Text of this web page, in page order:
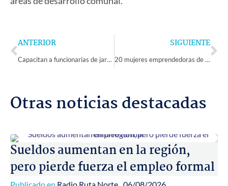
Prev
ANTERIOR
Capacitan a funcionarias de jardines VTF en el ámbito de resolución de conflictos en Monte Patria
SIGUIENTE
20 mujeres emprendedoras de diferentes localidades de Monte Patria serán beneficiadas por “Juntas crecemos”
Otras noticias destacadas
Sueldos aumentan en la región,
pero pierde fuerza el empleo formal